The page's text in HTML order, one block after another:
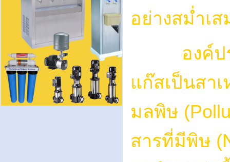
อย่างสม่ำเ
องค์ประ
แก๊สเป็นสา
มลพิษ
สารที่มีพิษ